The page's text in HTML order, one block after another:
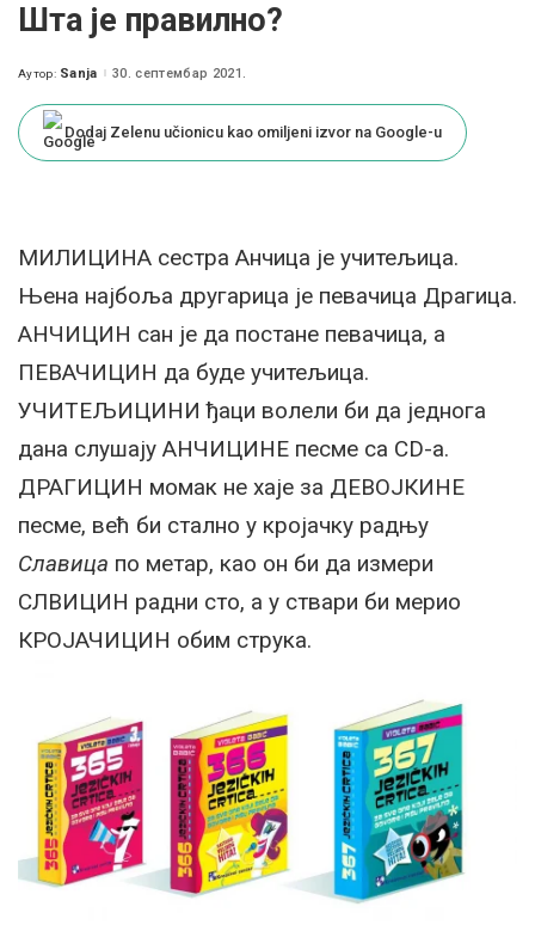
Шта је правилно?
Posted
Аутор: Sanja 30. септембар 2021.
Dodaj Zelenu učionicu kao omiljeni izvor na Google-u
МИЛИЦИНА сестра Анчица је учитељица.
Њена најбоља другарица је певачица Драгица.
АНЧИЦИН сан је да постане певачица, а
ПЕВАЧИЦИН да буде учитељица.
УЧИТЕЉИЦИНИ ђаци волели би да једнога
дана слушају АНЧИЦИНЕ песме са CD-a.
ДРАГИЦИН момак не хаје за ДЕВОЈКИНЕ
песме, већ би стално у кројачку радњу
Славица по метар, као он би да измери
СЛВИЦИН радни сто, а у ствари би мерио
КРОЈАЧИЦИН обим струка.